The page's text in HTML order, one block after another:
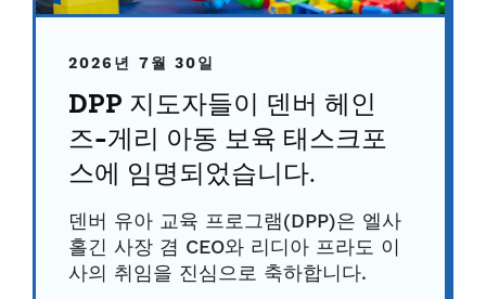
2026년 7월 30일
DPP 지도자들이 덴버 헤인
즈-게리 아동 보육 태스크포
스에 임명되었습니다.
덴버 유아 교육 프로그램(DPP)은 엘사
홀긴 사장 겸 CEO와 리디아 프라도 이
사의 취임을 진심으로 축하합니다.